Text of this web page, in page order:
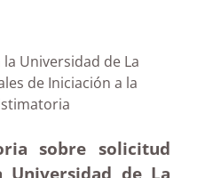
Universidad de La
de Iniciación a la
|Estimatoria
sobre solicitud
de La